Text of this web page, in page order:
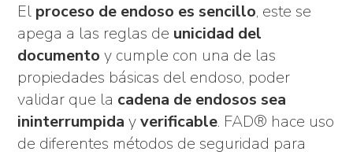
El proceso de endoso es sencillo, este se
apega a las reglas de unicidad del
documento y cumple con una de las
propiedades básicas del endoso, poder
validar que la cadena de endosos sea
ininterrumpida yverificable. FAD® hace uso
de diferentes métodos de seguridad para